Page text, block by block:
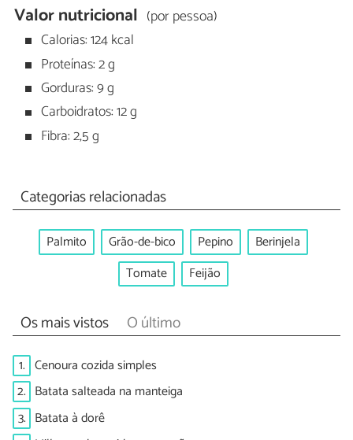
Valor nutricional (por pessoa)
Calorias: 124 kcal
Proteínas: 2 g
Gorduras: 9 g
Carboidratos: 12 g
Fibra: 2,5 g
Categorias relacionadas
Palmito Grão-de-bico Pepino
Berinjela
Tomate
Feijão
Os mais vistos O último
1. Cenoura cozida simples
2. Batata salteada na manteiga
3. Batata à dorê